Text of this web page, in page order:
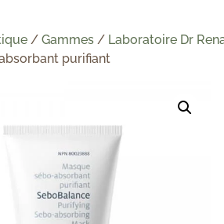
/Gammes / Laboratoire Dr
purifiant